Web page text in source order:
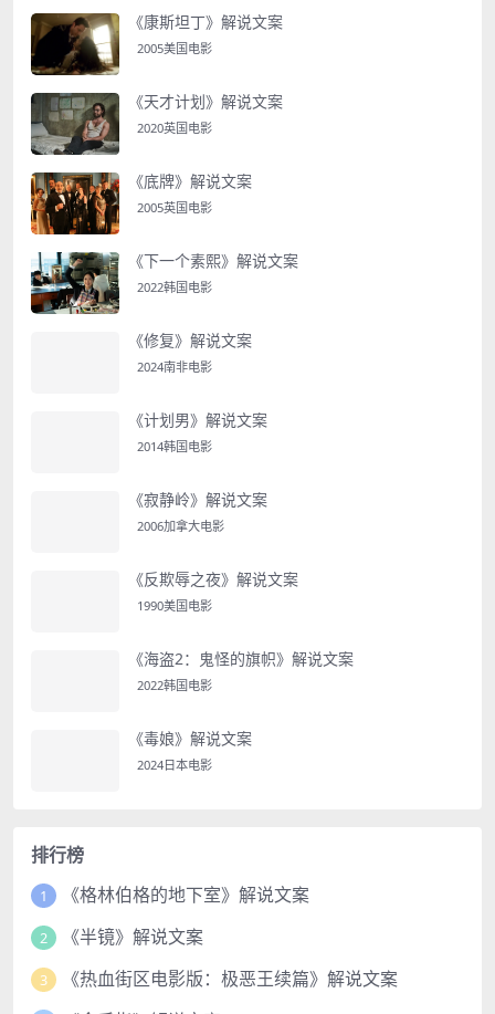
《康斯坦丁》解说文案
2005美国电影
《天才计划》解说文案
2020英国电影
《底牌》解说文案
2005英国电影
《下一个素熙》解说文案
2022韩国电影
《修复》解说文案
2024南非电影
《计划男》解说文案
2014韩国电影
《寂静岭》解说文案
2006加拿大电影
《反欺辱之夜》解说文案
1990美国电影
《海盗2：鬼怪的旗帜》解说文案
2022韩国电影
《毒娘》解说文案
2024日本电影
排行榜
1 《格林伯格的地下室》解说文案
2 《半镜》解说文案
3 《热血街区电影版：极恶王续篇》解说文案